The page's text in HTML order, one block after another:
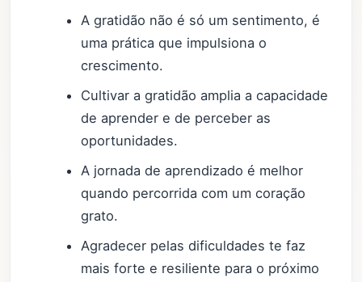
A gratidão não é só um sentimento, é
uma prática que impulsiona o
crescimento.
Cultivar a gratidão amplia a capacidade
de aprender e de perceber as
oportunidades.
A jornada de aprendizado é melhor
quando percorrida com um coração
grato.
Agradecer pelas dificuldades te faz
mais forte e resiliente para o próximo